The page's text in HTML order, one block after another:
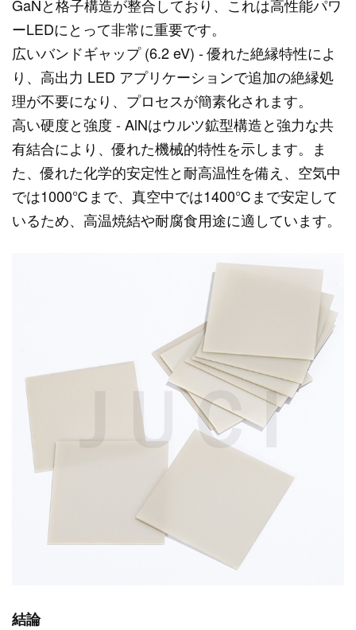
GaNと格子構造が整合しており、これは高性能パワ
ーLEDにとって非常に重要です。
広いバンドギャップ (6.2 eV) - 優れた絶縁特性によ
り、高出力 LED アプリケーションで追加の絶縁処
理が不要になり、プロセスが簡素化されます。
高い硬度と強度 - AlNはウルツ鉱型構造と強力な共
有結合により、優れた機械的特性を示します。ま
た、優れた化学的安定性と耐高温性を備え、空気中
では1000℃まで、真空中では1400℃まで安定して
いるため、高温焼結や耐腐食用途に適しています。
結論